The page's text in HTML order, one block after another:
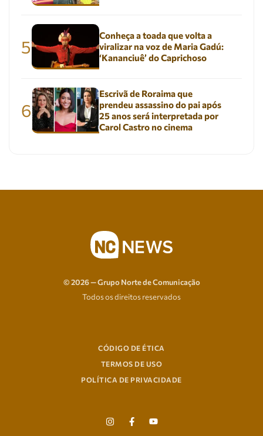
5
Conheça a toada que volta a
viralizar na voz de Maria Gadú:
‘Kananciuê’ do Caprichoso
6
Escrivã de Roraima que
prendeu assassino do pai após
25 anos será interpretada por
Carol Castro no cinema
© 2026 — Grupo Norte de Comunicação
Todos os direitos reservados
CÓDIGO DE ÉTICA
TERMOS DE USO
POLÍTICA DE PRIVACIDADE